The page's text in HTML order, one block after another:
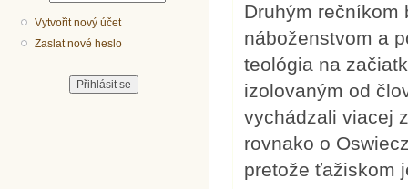
Vytvořit nový účet
Zaslat nové heslo
Druhým rečníkom
náboženstvom a
teológia na
izolovaným od
vychádzali viacej
rovnako o
pretože ťažiskom